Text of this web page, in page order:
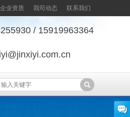
企业资质 我司动态 联系我们
/ 15919963364